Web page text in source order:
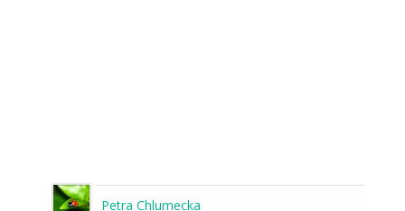
Petra Chlumecka